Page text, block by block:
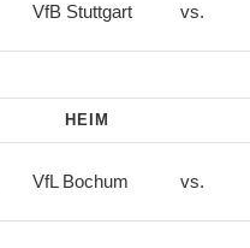
VfB Stuttgart vs.
HEIM
VfL Bochum vs.